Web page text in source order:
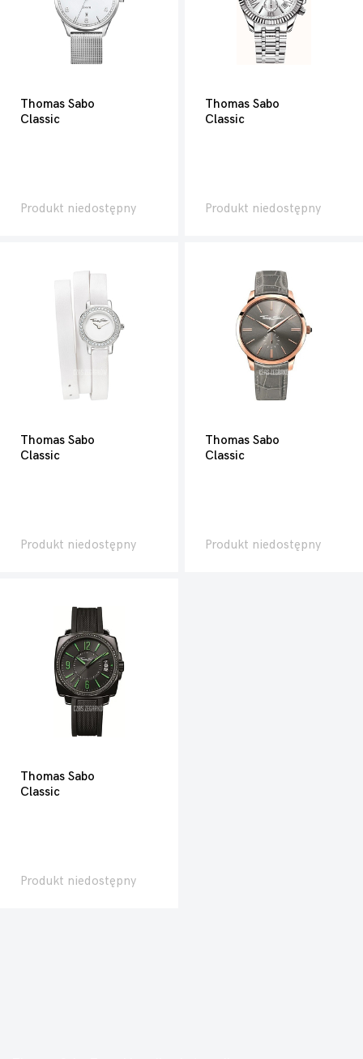
Thomas Sabo
Classic
Produkt niedostępny
Thomas Sabo
Classic
Produkt niedostępny
Thomas Sabo
Classic
Produkt niedostępny
Thomas Sabo
Classic
Produkt niedostępny
Thomas Sabo
Classic
Produkt niedostępny